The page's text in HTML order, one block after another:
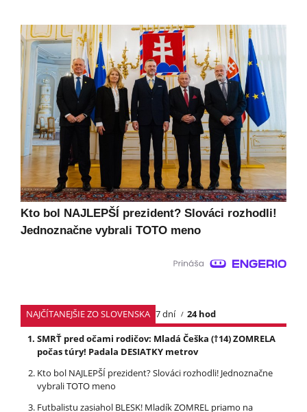
Kto bol NAJLEPŠÍ prezident? Slováci rozhodli!
Jednoznačne vybrali TOTO meno
NAJČÍTANEJŠIE ZO SLOVENSKA 7 dní
24 hod
SMRŤ pred očami rodičov: Mladá Češka (†14) ZOMRELA
počas túry! Padala DESIATKY metrov
Kto bol NAJLEPŠÍ prezident? Slováci rozhodli! Jednoznačne
vybrali TOTO meno
Futbalistu zasiahol BLESK! Mladík ZOMREL priamo na